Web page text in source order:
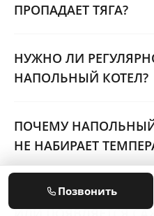
ПРОПАДАЕТ ТЯГА?
НУЖНО ЛИ
НАПОЛЬНЫЙ КОТЕЛ?
ПОЧЕМУ
НЕ НАБИРАЕТ
ПОЧЕМУПозвонить